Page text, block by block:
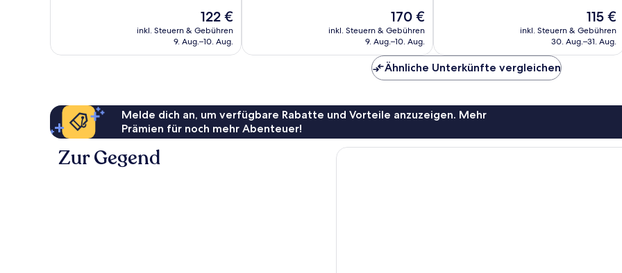
Der
Preis
beträgt
122 €
inkl. Steuern & Gebühren
9. Aug.–10. Aug.
Der
Preis
beträgt
170 €
inkl. Steuern & Gebühren
9. Aug.–10. Aug.
Der
Preis
beträgt
115 €
inkl. Steuern & Gebühren
30. Aug.–31. Aug.
Ähnliche Unterkünfte vergleichen
Melde dich an, um verfügbare Rabatte und Vorteile anzuzeigen. Mehr
Prämien für noch mehr Abenteuer!
Zur Gegend